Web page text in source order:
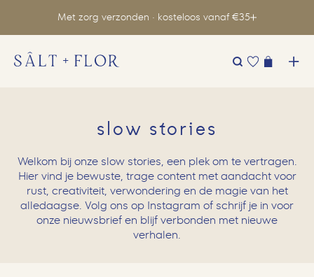
Met zorg verzonden · kosteloos vanaf €35
slow stories
Welkom bij onze slow stories, een plek om te vertragen.
Hier vind je bewuste, trage content met aandacht voor
rust, creativiteit, verwondering en de magie van het
alledaagse. Volg ons op Instagram of schrijf je in voor
onze nieuwsbrief en blijf verbonden met nieuwe
verhalen.